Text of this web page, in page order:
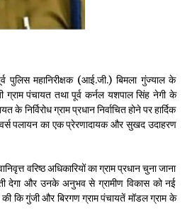
2022
2022
Of The Day 11 May
Of The Day 10 May
2022
पुलिस महानिरीक्षक (आई.जी.) बिमला गुंज्याल के
ग्राम पंचायत तथा पूर्व कर्नल यशपाल सिंह नेगी के
के निर्विरोध ग्राम प्रधान निर्वाचित होने पर हार्दिक
पलायन का एक प्रेरणादायक और सुखद उदाहरण
वरिष्ठ अधिकारियों का ग्राम प्रधान चुना जाना
देगा और उनके अनुभव से ग्रामीण विकास को नई
की कि गुंजी और बिरगण ग्राम पंचायतें मॉडल ग्राम के